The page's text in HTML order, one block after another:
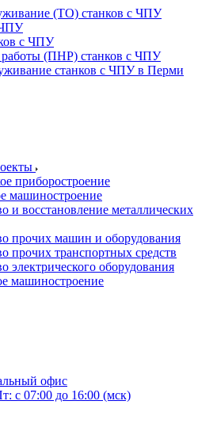
(ТО) станков с ЧПУ
ЧПУ
с ЧПУ
работы (ПНР) станков с ЧПУ
станков с ЧПУ в Перми
приборостроение
машиностроение
и восстановление металлических
прочих машин и оборудования
прочих транспортных средств
электрического оборудования
машиностроение
офис
с 07:00 до 16:00 (мск)